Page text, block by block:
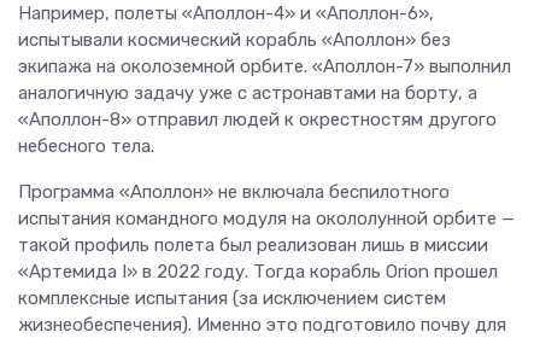
Например, полеты «Аполлон-4» и «Аполлон-6»,
испытывали космический корабль «Аполлон» без
экипажа на околоземной орбите. «Аполлон-7» выполнил
аналогичную задачу уже с астронавтами на борту, а
«Аполлон-8» отправил людей к окрестностям другого
небесного тела.
Программа «Аполлон» не включала беспилотного
испытания командного модуля на окололунной орбите —
такой профиль полета был реализован лишь в миссии
«Артемида I» в 2022 году. Тогда корабль Orion прошел
комплексные испытания (за исключением систем
жизнеобеспечения). Именно это подготовило почву для